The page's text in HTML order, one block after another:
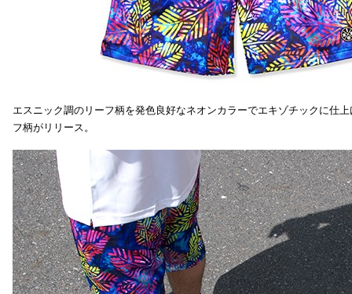
エスニック調のリーフ柄を発色良好なネオンカラーでエキゾチックに仕
フ柄がリリース。